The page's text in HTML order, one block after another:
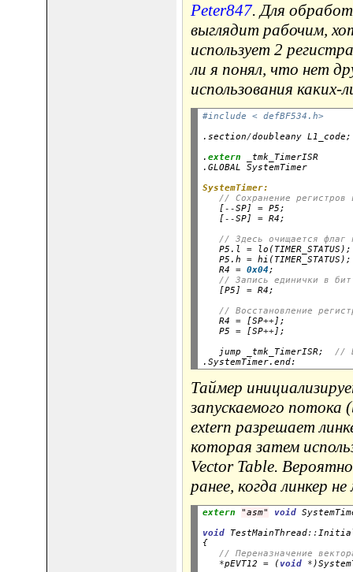
Peter847. Для
выглядит рабочим,
использует 2
ли я понял, что нет
использования каких-
#include < defBF534.h>
.section/
. extern _tmk_TimerISR
.GLOBAL SystemTimer
SystemTimer:
// Сохранение регистров
   [
--SP] = P5;
   [
--SP] = R4;
// Здесь очищается флаг
   P5.l
= lo(TIMER_STATUS);
   P5.h
= hi(TIMER_STATUS);
   R4
= 0x04 ;
// Запись единички в
   [P5]
=
// Восстановление
   R4
= [SP++];
   P5
= [SP++
   jump _tmk_TimerISR;
//
Таймер
запускаемого потока
extern разрешает
которая затем
Vector Table.
ранее, когда линкер
extern "asm" void
void TestMainThread::
{
// Переназначение
*pEVT12 = ( void
*